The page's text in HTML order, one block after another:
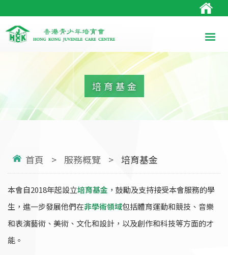
培育基金
首頁 > 服務概覽 > 培育基金
本會自2018年起設立培育基金 ，鼓勵及支持接受本會服務的學
生，進一步發展他們在非學術領域包括體育運動和競技、音樂
和表演藝術、美術、文化和設計，以及創作和科技等方面的才
能。